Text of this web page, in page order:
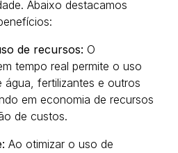
Abaixo destacamos
de recursos: O
tempo real permite o uso
água, fertilizantes e outros
em economia de recursos
de custos.
Ao otimizar o uso de